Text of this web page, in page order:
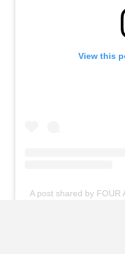
View this
A post shared by